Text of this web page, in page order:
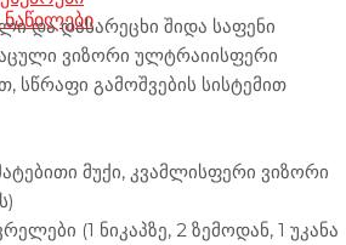
ნაწილები
და დასარეცხი შიდა საფენი
ვიზორი ულტრაიისფერი
სწრაფი გამოშვების სისტემით
მუქი, კვამლისფერი ვიზორი
(1 ნიკაპზე, 2 ზემოდან, 1 უკანა